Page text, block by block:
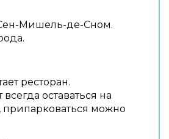
Мишель-де-Сном.
ресторан.
оставаться на
припарковаться можно